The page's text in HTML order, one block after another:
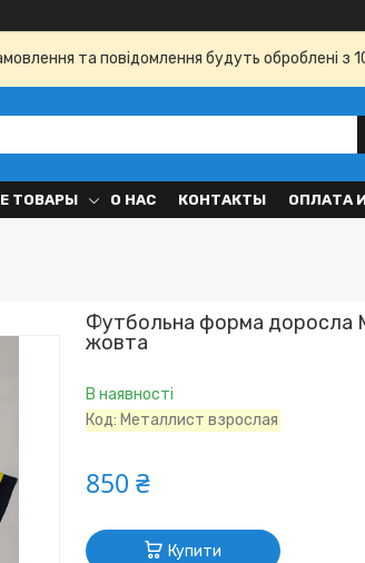
та повідомлення будуть оброблені з
ТОВАРЫ О НАС КОНТАКТЫ ОПЛАТА
Футбольна форма доросла
жовта
В наявності
Код: Металлист взрослая
850 ₴
Купити